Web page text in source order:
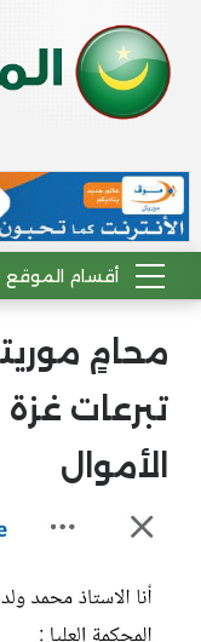
محامٍ
تبرعات غزة
الأموال